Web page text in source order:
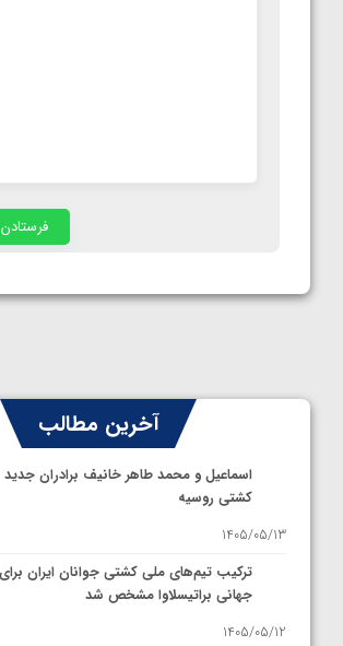
آخرین مطالب
اسماعیل و محمد طاهر خانیف برادران جدید
کشتی روسیه
1405/05/13
ترکیب تیم‌های ملی کشتی جوانان ایران برای
جهانی براتیسلاوا مشخص شد
1405/05/12